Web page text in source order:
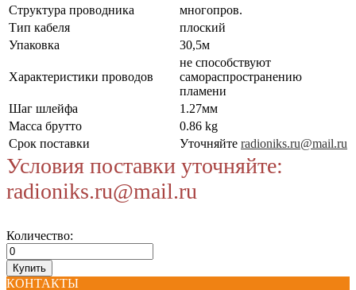
Структура проводника
многопров.
Тип кабеля
плоский
Упаковка
30,5м
Характеристики проводов
не способствуют
самораспространению
пламени
Шаг шлейфа
1.27мм
Масса брутто
0.86 kg
Срок поставки
Уточняйте radioniks.ru@mail.ru
Условия поставки уточняйте:
radioniks.ru@mail.ru
Количество:
КОНТАКТЫ